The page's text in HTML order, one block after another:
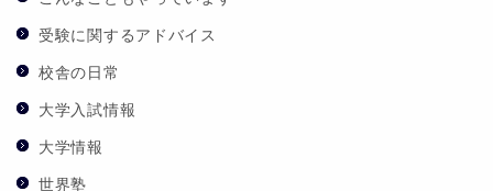
受験に関するアドバイス
校舎の日常
大学入試情報
大学情報
世界塾